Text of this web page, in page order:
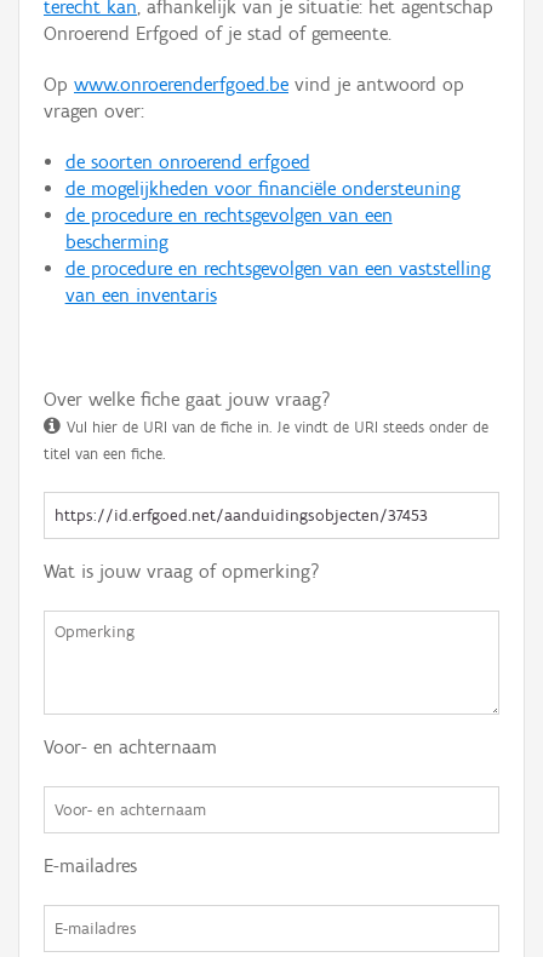
Aanmelden
terecht kan, afhankelijk van je situatie: het agentschap
Onroerend Erfgoed of je stad of gemeente.
Op www.onroerenderfgoed.be vind je antwoord op
vragen over:
de soorten onroerend erfgoed
de mogelijkheden voor financiële ondersteuning
de procedure en rechtsgevolgen van een
bescherming
de procedure en rechtsgevolgen van een vaststelling
van een inventaris
Over welke fiche gaat jouw vraag?
Vul hier de URI van de fiche in. Je vindt de URI steeds onder de
titel van een fiche.
Wat is jouw vraag of opmerking?
Voor- en achternaam
E-mailadres